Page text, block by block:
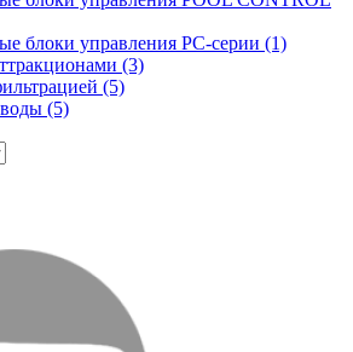
блоки управления РС-серии (1)
(3)
(5)
(5)